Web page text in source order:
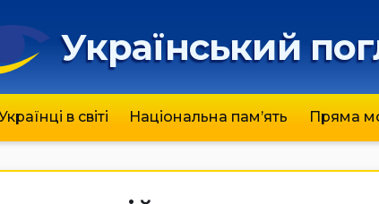
Український
в світі Національна пам’ять Пряма